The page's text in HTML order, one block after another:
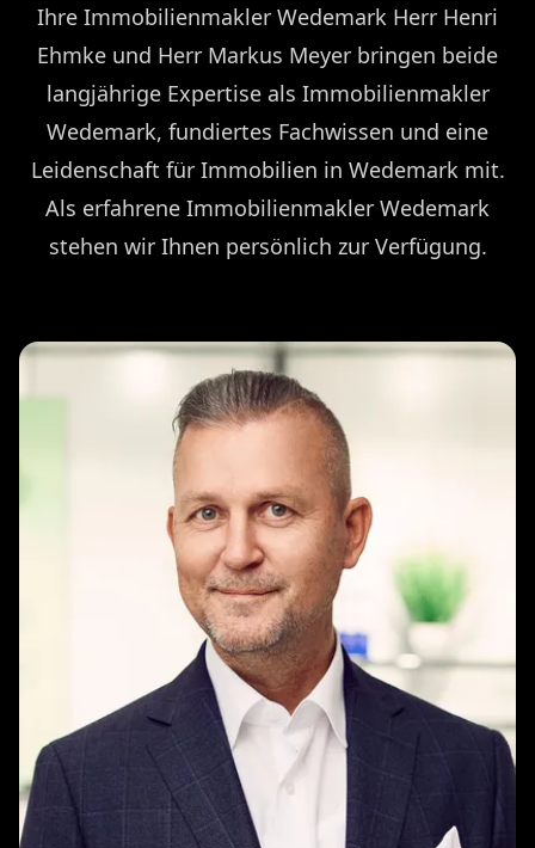
Ihre Immobilienmakler Wedemark Herr Henri
Ehmke und Herr Markus Meyer bringen beide
langjährige Expertise als Immobilienmakler
Wedemark, fundiertes Fachwissen und eine
Leidenschaft für Immobilien in Wedemark mit.
Als erfahrene Immobilienmakler Wedemark
stehen wir Ihnen persönlich zur Verfügung.